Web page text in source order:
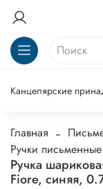
Канцелярские
Главная
Ручки
Ручка
Fiore, синяя,